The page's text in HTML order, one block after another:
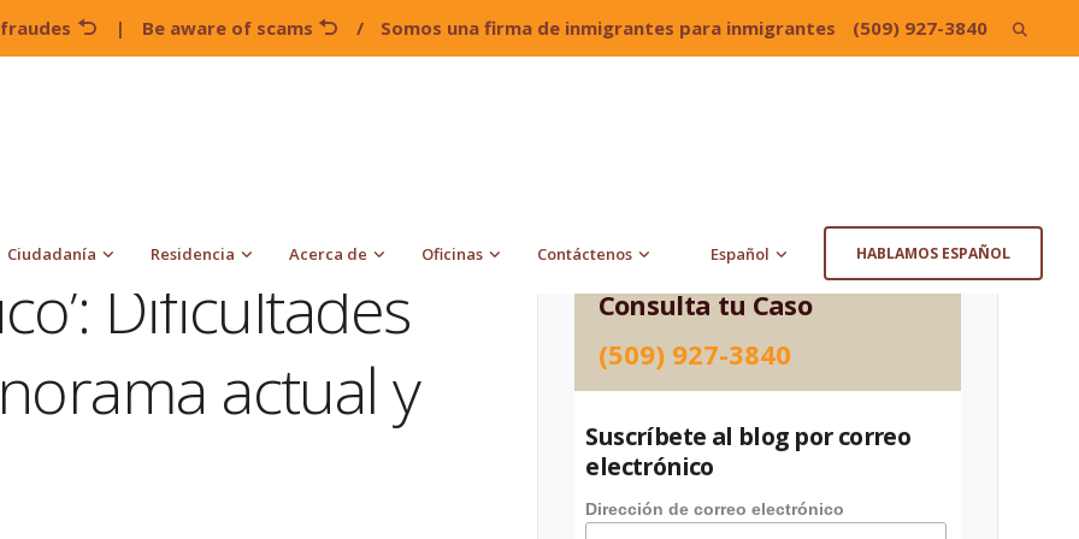
| Be aware of scams / Somos una firma de inmigrantes para inmigrantes (509) 927-3840 Search
Ciudadanía Residencia Acerca de Oficinas Contáctenos Español HABLAMOS ESPAÑOL
Dificultades
actual y
Consulta tu Caso
(509) 927-3840
Suscríbete al blog por correo
electrónico
Dirección de correo electrónico